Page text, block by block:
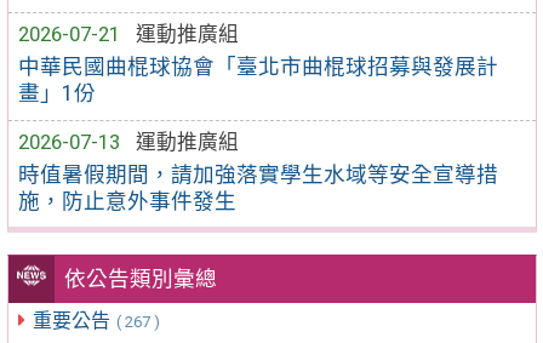
2026-07-21
運動推廣組
中華民國曲棍球協會「臺北市曲棍球招募與發展計
畫」1份
2026-07-13
運動推廣組
時值暑假期間，請加強落實學生水域等安全宣導措
施，防止意外事件發生
依公告類別彙總
重要公告 ( 267 )